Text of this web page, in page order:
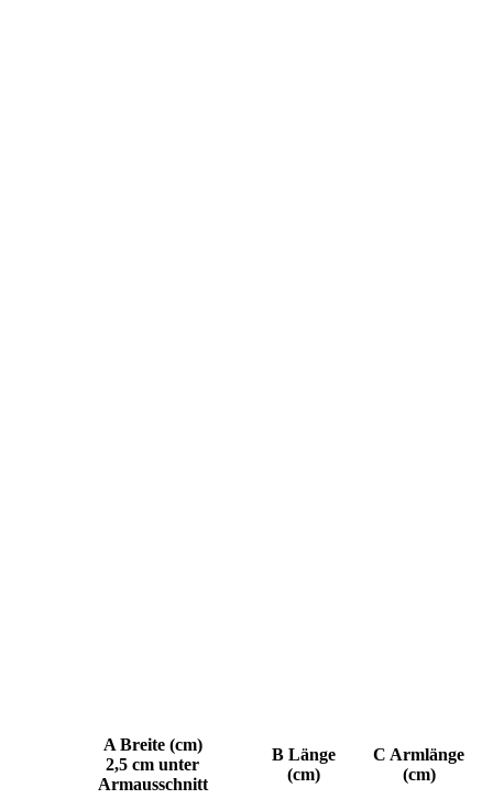
A Breite (cm)
2,5 cm unter
Armausschnitt
B Länge
(cm)
C Armlänge
(cm)